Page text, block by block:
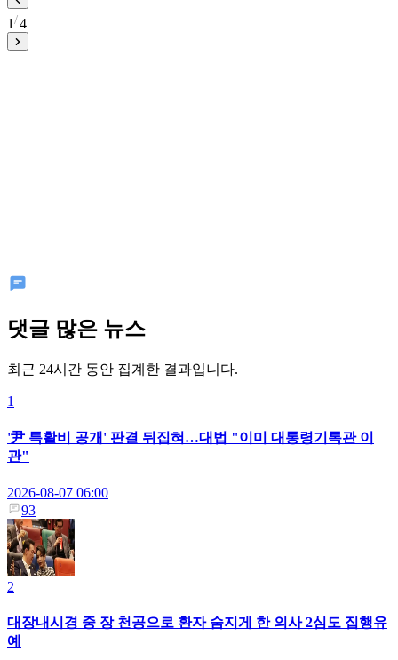
1 4
댓글 많은 뉴스
최근 24시간 동안 집계한 결과입니다.
1
'尹 특활비 공개' 판결 뒤집혀…대법 "이미 대통령기록관 이
관"
2026-08-07 06:00
93
2
대장내시경 중 장 천공으로 환자 숨지게 한 의사 2심도 집행유
예